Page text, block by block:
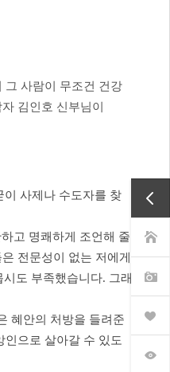
그 사람이 무조건 건강
김인호 신부님이
이 사제나 수도자를 찾
고 명쾌하게 조언해 줄
전문성이 없는 저에게
도 부족했습니다. 그래
혜안의 처방을 들려준
으로 살아갈 수 있도